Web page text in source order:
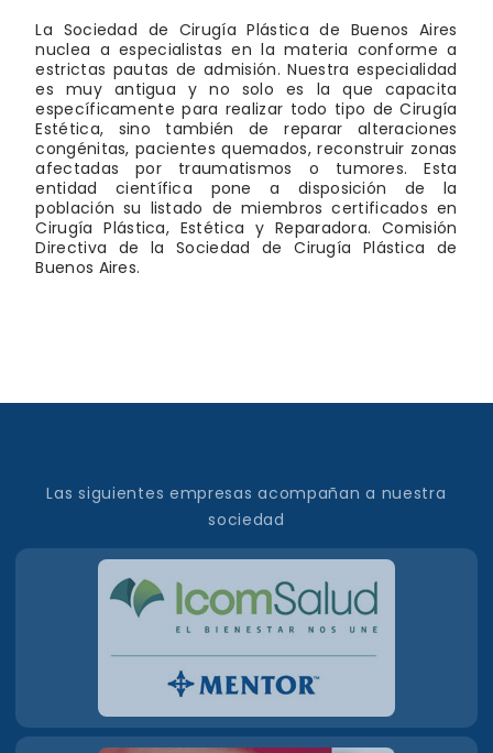
La Sociedad de Cirugía Plástica de Buenos Aires
nuclea a especialistas en la materia conforme a
estrictas pautas de admisión. Nuestra especialidad
es muy antigua y no solo es la que capacita
específicamente para realizar todo tipo de Cirugía
Estética, sino también de reparar alteraciones
congénitas, pacientes quemados, reconstruir zonas
afectadas por traumatismos o tumores. Esta
entidad científica pone a disposición de la
población su listado de miembros certificados en
Cirugía Plástica, Estética y Reparadora. Comisión
Directiva de la Sociedad de Cirugía Plástica de
Buenos Aires.
Las siguientes empresas acompañan a nuestra
sociedad